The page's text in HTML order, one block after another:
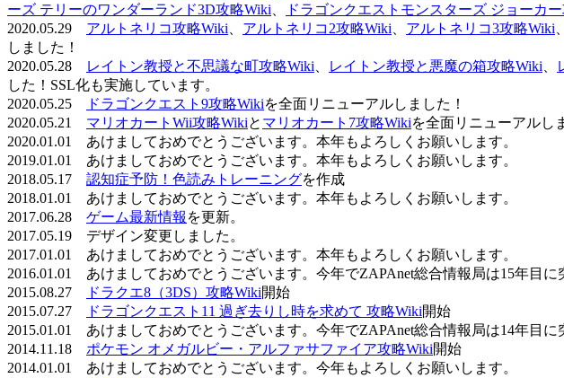
ーズ テリーのワンダーランド3D攻略Wiki
ドラゴンクエストモンスターズ ジョーカ
2020.05.29 アルトネリコ攻略Wiki アルトネリコ2攻略Wiki アルトネリコ3攻略Wiki
しました！
2020.05.28
レイトン教授と不思議な町攻略Wiki レイトン教授と悪魔の箱攻略Wiki
した！SSL化も実施しています。
2020.05.25
ドラゴンクエスト9攻略Wikiを全面リニューアルしました！
2020.05.21 マリオカートWii攻略Wikiと マリオカート7攻略Wikiを全面リニューアルし
2020.01.01 あけましておめでとうございます。本年もよろしくお願いします。
2019.01.01 あけましておめでとうございます。本年もよろしくお願いします。
2018.05.17 認知症予防！色読みトレーニングを作成
2018.01.01 あけましておめでとうございます。本年もよろしくお願いします。
2017.06.28 ゲーム最新情報 を更新。
2017.05.19 デザイン変更しました。
2017.01.01 あけましておめでとうございます。本年もよろしくお願いします。
2016.01.01 あけましておめでとうございます。今年でZAPAnet総合情報局は15年目に
2015.08.27
ドラクエ8（3DS）攻略Wiki開始
2015.07.27
ドラゴンクエスト11 過ぎ去りし時を求めて 攻略Wiki開始
2015.01.01 あけましておめでとうございます。今年でZAPAnet総合情報局は14年目に
2014.11.18 ポケモン オメガルビー・アルファサファイア攻略Wiki開始
2014.01.01 あけましておめでとうございます。今年もよろしくお願いします。